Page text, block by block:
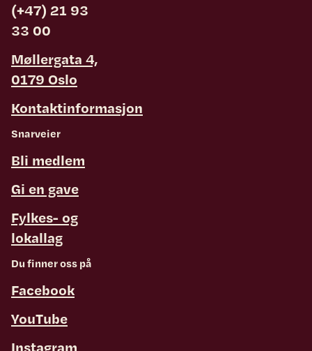
(+47) 21 93
33 00
Møllergata 4,
0179 Oslo
Kontaktinformasjon
Snarveier
Bli medlem
Gi en gave
Fylkes- og
lokallag
Du finner oss på
Facebook
YouTube
Instagram